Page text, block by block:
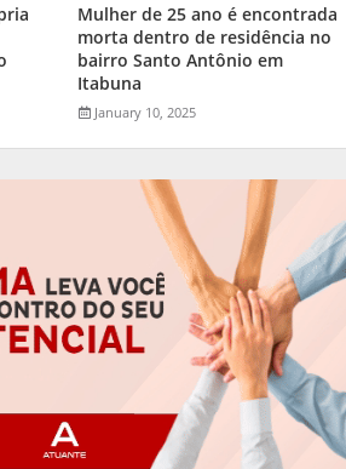
Mulher de 25 ano é encontrada
morta dentro de residência no
bairro Santo Antônio em
Itabuna
January 10, 2025